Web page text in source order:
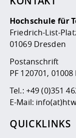
Hochschule für
Friedrich-List-
01069 Dresden
Postanschrift
PF 120701,
Tel.: +49 (0)351
E-Mail:
QUICKLINKS